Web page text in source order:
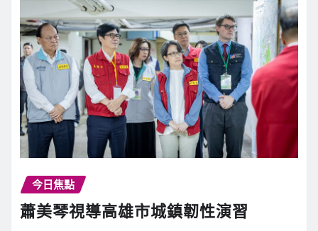
今日焦點
蕭美琴視導高雄市城鎮韌性演習